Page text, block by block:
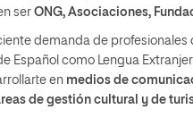
ser ONG, Asociaciones,
demanda de profesionales
Español como Lengua
en medios de
de gestión cultural y de